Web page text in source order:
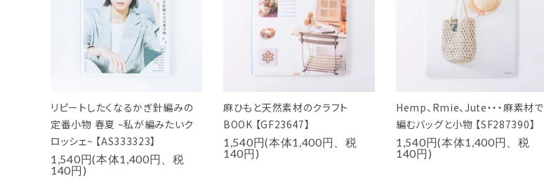
リピートしたくなるかぎ針編みの
定番小物 春夏 ~私が編みたいク
ロッシェ~ 【AS333323】
1,540円(本体1,400円、税
140円)
麻ひもと天然素材のクラフト
BOOK 【GF23647】
1,540円(本体1,400円、税
140円)
Hemp、Rmie、Jute・・・麻素材で
編むバッグと小物 【SF287390】
1,540円(本体1,400円、税
140円)